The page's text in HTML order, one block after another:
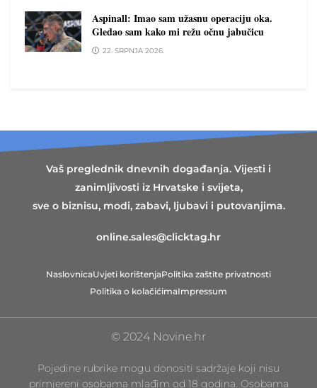
Aspinall: Imao sam užasnu operaciju oka.
Gledao sam kako mi režu očnu jabučicu
22. SRPNJA 2026.
Vaš preglednik dnevnih događanja. Vijesti i
zanimljivosti iz Hrvatske i svijeta,
sve o biznisu, modi, zabavi, ljubavi i putovanjima.
online.sales@clicktag.hr
NaslovnicaUvjeti korištenjaPolitika zaštite privatnosti
Politika o kolačićimaImpressum
© 2024 Novine.hr
Pojedine rubrike mogu donositi sadržaje koji nisu
primjereni osobama mlađim od 18 godina. Osobama